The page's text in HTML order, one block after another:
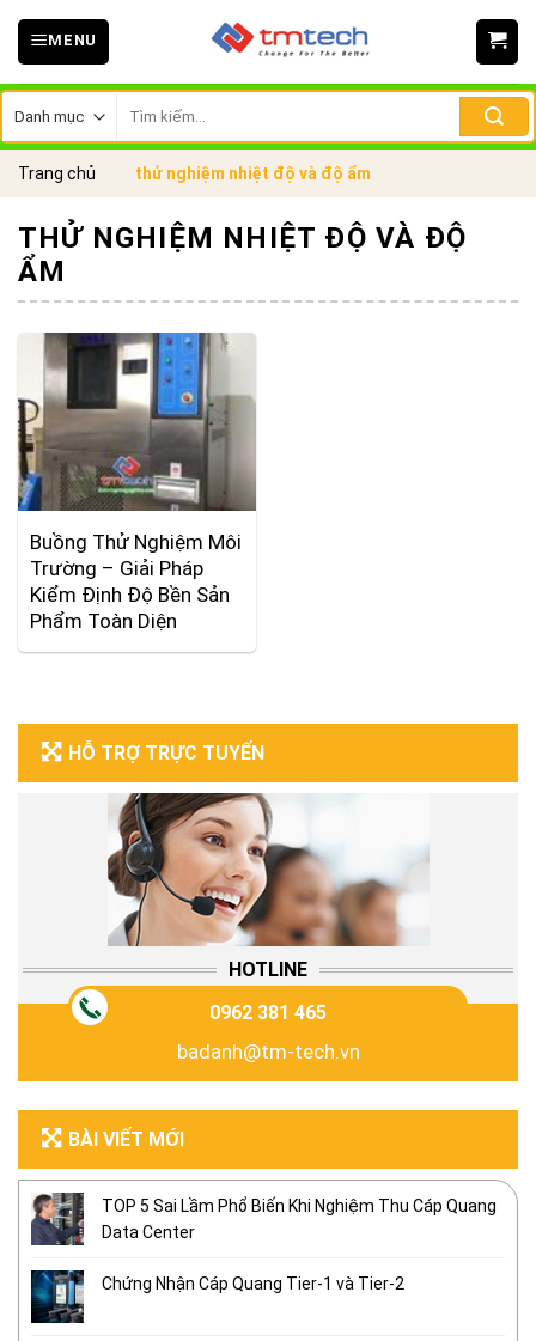
Skip
MENU
kiếm:
Trang chủ thử nghiệm nhiệt độ và độ ẩm
HỖ TRỢ TRỰC TUYẾN
HOTLINE
0962 381 465
badanh@tm-tech.vn
BÀI VIẾT MỚI
TOP 5 Sai Lầm Phổ Biến Khi Nghiệm Thu Cáp Quang
Data Center
Chứng Nhận Cáp Quang Tier-1 và Tier-2
THỬ NGHIỆM NHIỆT ĐỘ VÀ ĐỘ
ẨM
Buồng Thử Nghiệm Môi
Trường – Giải Pháp
Kiểm Định Độ Bền Sản
Phẩm Toàn Diện